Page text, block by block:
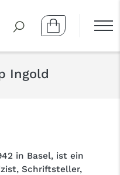
Ingold
in Basel, ist ein
Schriftsteller,